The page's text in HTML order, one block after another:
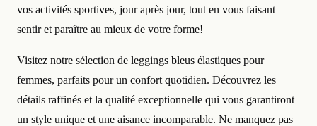
vos activités sportives, jour après jour, tout en vous faisant
sentir et paraître au mieux de votre forme!
Visitez notre sélection de leggings bleus élastiques pour
femmes, parfaits pour un confort quotidien. Découvrez les
détails raffinés et la qualité exceptionnelle qui vous garantiront
un style unique et une aisance incomparable. Ne manquez pas